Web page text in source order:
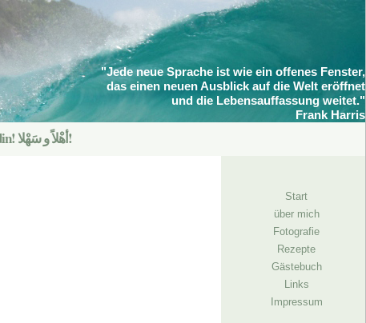
"Jede neue Sprache ist wie ein offenes Fenster,
das einen neuen Ausblick auf die Welt eröffnet
und die Lebensauffassung weitet."
Frank Harris
Willkommen! Welcome! Hoşgeldin! أهْلاً و سَهْلا!
Start
über mich
Fotografie
Rezepte
Gästebuch
Links
Impressum